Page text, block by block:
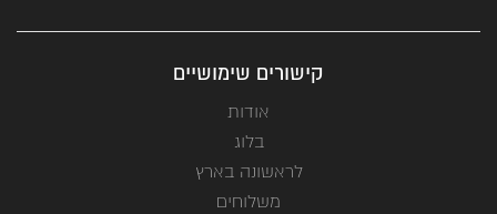
קישורים שימושיים
אודות
בלוג
לראשונה בארץ
משלוחים